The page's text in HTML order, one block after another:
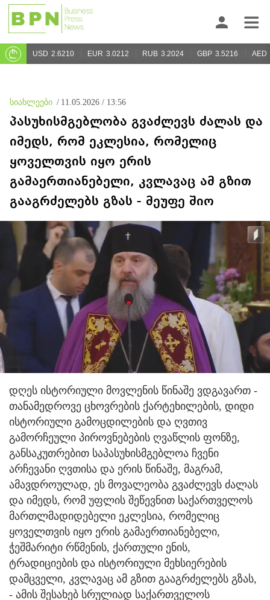
USD 2.6210 EUR 3.0212 RUB 3.2024 GBP 3.5216 AED
სიახლეები / 11.05.2026 / 13:56
პასუხისმგებლობა გვაძლევს ძალას და
იმედს, რომ ეკლესია, რომელიც
ყოველთვის იყო ერის
გამაერთიანებელი, კვლავაც ამ გზით
გააგრძელებს გზას - მეუფე შიო
დღეს ისტორიული მოვლენის წინაშე ვდგავართ -
თანამედროვე ცხოვრების ქარტეხილების, დიდი
ისტორიული გამოცდილების და ღვთივ
გამორჩეული პიროვნებების ღვაწლის ფონზე,
განსაკუთრებით საპასუხისმგებლოა ჩვენი
არჩევანი ღვთისა და ერის წინაშე, მაგრამ,
ამავდროულად, ეს მოვალეობა გვაძლევს ძალას
და იმედს, რომ უფლის შეწევნით საქართველოს
მართლმადიდებელი ეკლესია, რომელიც
ყოველთვის იყო ერის გამაერთიანებელი,
ჭეშმარიტი რწმენის, ქართული ენის,
ტრადიციების და ისტორიული მეხსიერების
დამცველი, კვლავაც ამ გზით გააგრძელებს გზას,
- ამის შესახებ სრულიად საქართველოს